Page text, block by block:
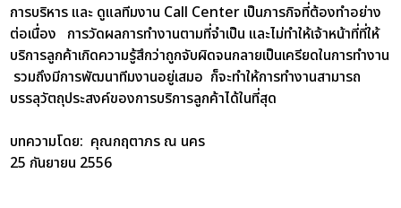
การบริหาร และ ดูแลทีมงาน Call Center เป็นภารกิจที่ต้องทำอย่าง
ต่อเนื่อง การวัดผลการทำงานตามที่จำเป็น และไม่ทำให้เจ้าหน้าที่ที่ให้
บริการลูกค้าเกิดความรู้สึกว่าถูกจับผิดจนกลายเป็นเครียดในการทำงาน
รวมถึงมีการพัฒนาทีมงานอยู่เสมอ ก็จะทำให้การทำงานสามารถ
บรรลุวัตถุประสงค์ของการบริการลูกค้าได้ในที่สุด
บทความโดย: คุณกฤตาภร ณ นคร
25 กันยายน 2556